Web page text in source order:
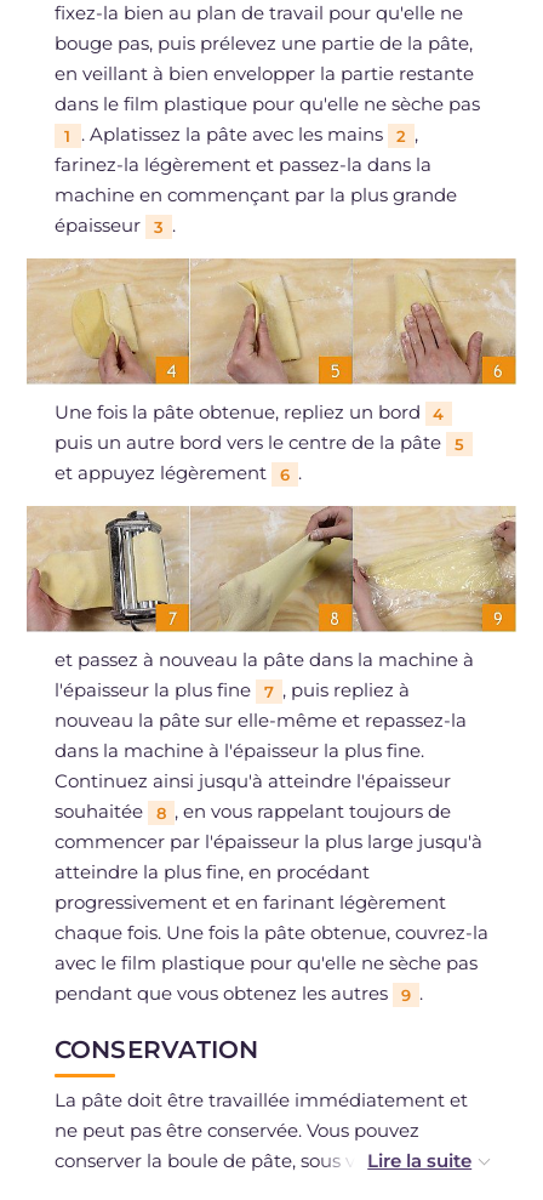
fixez-la bien au plan de travail pour qu'elle ne
bouge pas, puis prélevez une partie de la pâte,
en veillant à bien envelopper la partie restante
dans le film plastique pour qu'elle ne sèche pas
1 . Aplatissez la pâte avec les mains 2 ,
farinez-la légèrement et passez-la dans la
machine en commençant par la plus grande
épaisseur
3 .
Une fois la pâte obtenue, repliez un bord 4
puis un autre bord vers le centre de la pâte 5
et appuyez légèrement 6 .
et passez à nouveau la pâte dans la machine à
l'épaisseur la plus fine
7 , puis repliez à
nouveau la pâte sur elle-même et repassez-la
dans la machine à l'épaisseur la plus fine.
Continuez ainsi jusqu'à atteindre l'épaisseur
souhaitée
8 , en vous rappelant toujours de
commencer par l'épaisseur la plus large jusqu'à
atteindre la plus fine, en procédant
progressivement et en farinant légèrement
chaque fois. Une fois la pâte obtenue, couvrez-la
avec le film plastique pour qu'elle ne sèche pas
pendant que vous obtenez les autres
9 .
CONSERVATION
La pâte doit être travaillée immédiatement et
ne peut pas être conservée. Vous pouvez
conserver la boule de pâte, sous vide, au